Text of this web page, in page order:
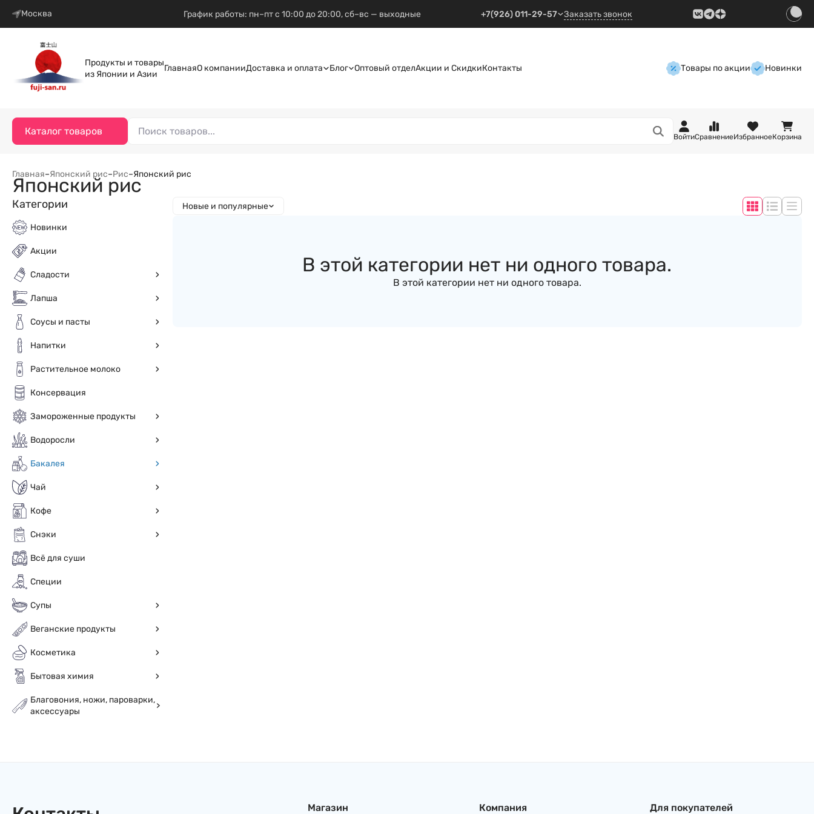
Москва График работы: пн–пт с 10:00 до 20:00, сб–вс — выходные +7(926) 011-29-57 Заказать звонок
Продукты и товары
из Японии и Азии
ГлавнаяО компанииДоставка и оплата Блог Оптовый отделАкции и СкидкиКонтакты Товары по акции Новинки
Каталог товаров
ВойтиСравнениеИзбранноеКорзина
Главная–Японский рис–Рис–Японский рис
Японский рис
Новые и популярные
В этой категории нет ни одного товара.
В этой категории нет ни одного товара.
Категории
Новинки
Акции
Сладости
Лапша
Соусы и пасты
Напитки
Растительное молоко
Консервация
Замороженные продукты
Водоросли
Бакалея
Чай
Кофе
Снэки
Всё для суши
Специи
Супы
Веганские продукты
Косметика
Бытовая химия
Благовония, ножи, пароварки,
аксессуары
Магазин Компания Для покупателей